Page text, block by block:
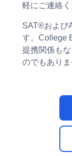
軽にご連絡く
SAT®および
す。College
提携関係も
のでもありま